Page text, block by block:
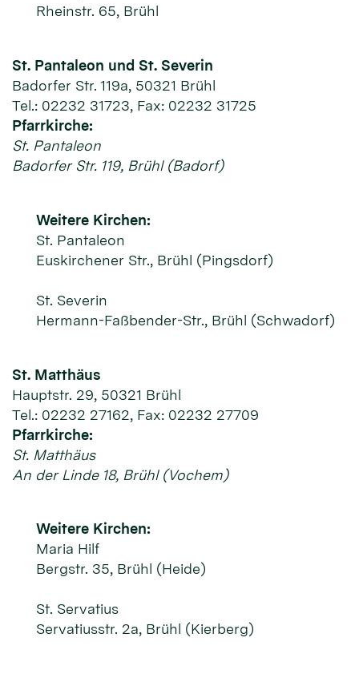
Rheinstr. 65, Brühl
St. Pantaleon und St. Severin
Badorfer Str. 119a, 50321 Brühl
Tel.: 02232 31723, Fax: 02232 31725
Pfarrkirche:
St. Pantaleon
Badorfer Str. 119, Brühl (Badorf)
Weitere Kirchen:
St. Pantaleon
Euskirchener Str., Brühl (Pingsdorf)
St. Severin
Hermann-Faßbender-Str., Brühl (Schwadorf)
St. Matthäus
Hauptstr. 29, 50321 Brühl
Tel.: 02232 27162, Fax: 02232 27709
Pfarrkirche:
St. Matthäus
An der Linde 18, Brühl (Vochem)
Weitere Kirchen:
Maria Hilf
Bergstr. 35, Brühl (Heide)
St. Servatius
Servatiusstr. 2a, Brühl (Kierberg)